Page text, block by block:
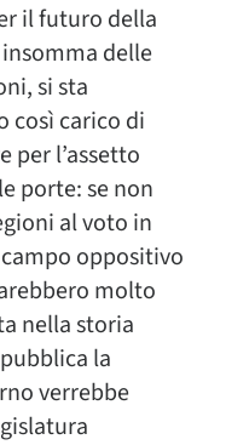
il futuro della
delle
si sta
così carico di
per l’assetto
porte: se non
al voto in
oppositivo
molto
nella storia
la
verrebbe